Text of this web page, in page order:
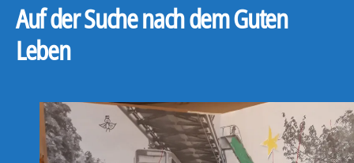
Auf der Suche nach dem Guten
Leben